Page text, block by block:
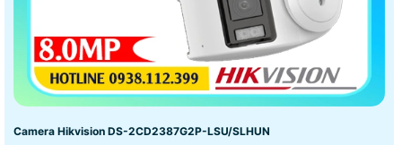
Camera Hikvision DS-2CD2387G2P-LSU/SLHUN